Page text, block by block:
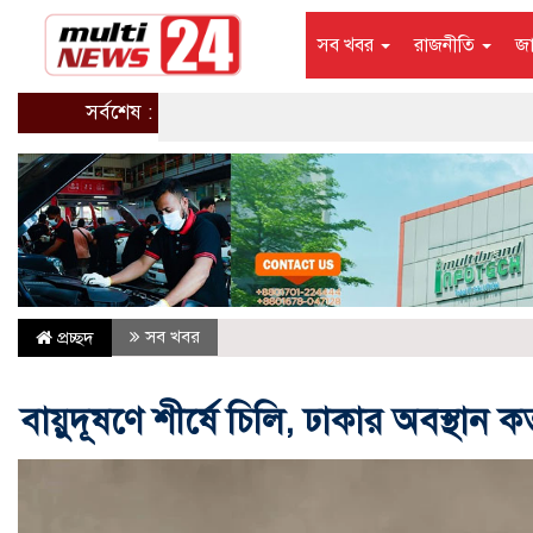
সব খবর রাজনীতি
সর্বশেষ :
প্রচ্ছদ সব খবর
বায়ুদূষণে শীর্ষে চিলি, ঢাকার অবস্থান